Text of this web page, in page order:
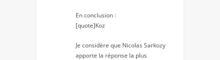
En conclusion :
[quote]Koz
Je considère que Nicolas Sarkozy
apporte la réponse la plus